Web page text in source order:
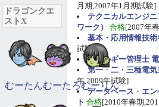
月期,2007年1月期試験]
テクニカルエンジ
ワーク）
合格[2007年
基本・応用情報技術
試験]
エネルギー管理士
第一・二 ・ 三種電
年,2009年試験]
データベース ・ エ
ト 合格[2010年春期
ドラゴンクエ
ストX
むーたんむーたろむーりん